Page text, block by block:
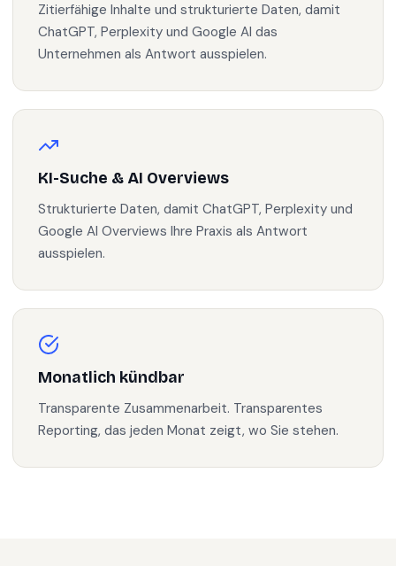
Zitierfähige Inhalte und strukturierte Daten, damit
ChatGPT, Perplexity und Google AI das
Unternehmen als Antwort ausspielen.
KI-Suche & AI Overviews
Strukturierte Daten, damit ChatGPT, Perplexity und
Google AI Overviews Ihre Praxis als Antwort
ausspielen.
Monatlich kündbar
Transparente Zusammenarbeit. Transparentes
Reporting, das jeden Monat zeigt, wo Sie stehen.